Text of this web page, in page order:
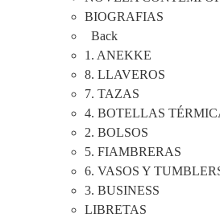
BIOGRAFIAS
Back
1. ANEKKE
8. LLAVEROS
7. TAZAS
4. BOTELLAS
2. BOLSOS
5. FIAMBRERAS
6. VASOS Y
3. BUSINESS
LIBRETAS